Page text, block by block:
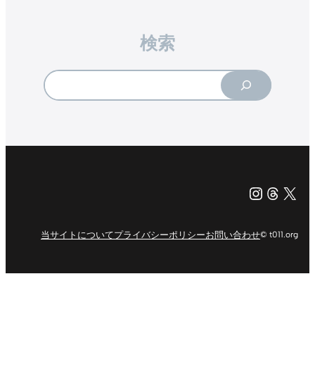
検索
X（旧
当サイトについてプライバシーポリシーお問い合わせ© t011.org